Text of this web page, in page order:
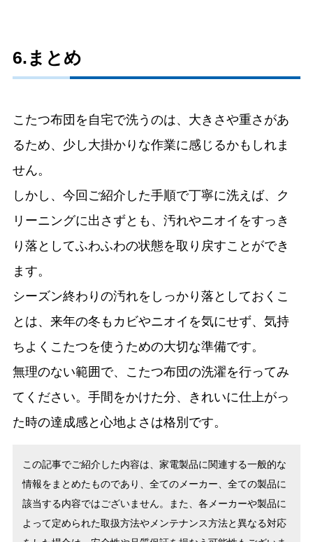
6.まとめ
こたつ布団を自宅で洗うのは、大きさや重さがあ
るため、少し大掛かりな作業に感じるかもしれま
せん。
しかし、今回ご紹介した手順で丁寧に洗えば、ク
リーニングに出さずとも、汚れやニオイをすっき
り落としてふわふわの状態を取り戻すことができ
ます。
シーズン終わりの汚れをしっかり落としておくこ
とは、来年の冬もカビやニオイを気にせず、気持
ちよくこたつを使うための大切な準備です。
無理のない範囲で、こたつ布団の洗濯を行ってみ
てください。手間をかけた分、きれいに仕上がっ
た時の達成感と心地よさは格別です。
この記事でご紹介した内容は、家電製品に関連する一般的な
情報をまとめたものであり、全てのメーカー、全ての製品に
該当する内容ではございません。また、各メーカーや製品に
よって定められた取扱方法やメンテナンス方法と異なる対応